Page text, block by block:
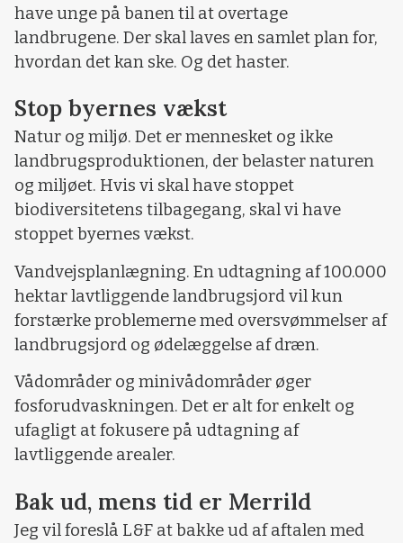
have unge på banen til at overtage
landbrugene. Der skal laves en samlet plan for,
hvordan det kan ske. Og det haster.
Stop byernes vækst
Natur og miljø. Det er mennesket og ikke
landbrugsproduktionen, der belaster naturen
og miljøet. Hvis vi skal have stoppet
biodiversitetens tilbagegang, skal vi have
stoppet byernes vækst.
Vandvejsplanlægning. En udtagning af 100.000
hektar lavtliggende landbrugsjord vil kun
forstærke problemerne med oversvømmelser af
landbrugsjord og ødelæggelse af dræn.
Vådområder og minivådområder øger
fosforudvaskningen. Det er alt for enkelt og
ufagligt at fokusere på udtagning af
lavtliggende arealer.
Bak ud, mens tid er Merrild
Jeg vil foreslå L&F at bakke ud af aftalen med